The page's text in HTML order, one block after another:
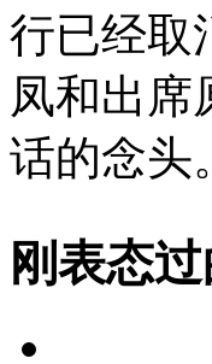
行已经取
凤和出席
话的念头。
刚表态